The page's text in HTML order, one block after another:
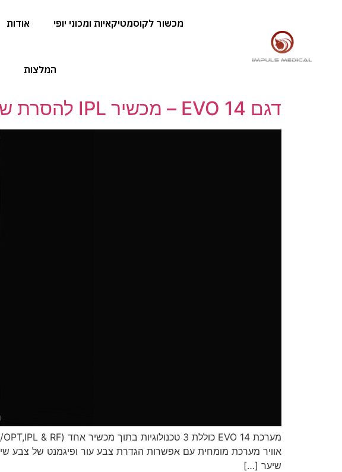
מכשור לקוסמטיקאיות ומכוני יופי אודות
המלצות
דגם EVO 14 – מכשיר IPL להסרת שיער וטיפולי פנים
שיער […]